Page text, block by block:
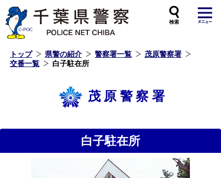
トップ 県警の紹介 警察署一覧
茂原警察署
交番一覧
白子駐在所
茂原警察署
白子駐在所